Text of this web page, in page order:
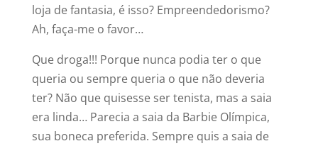
loja de fantasia, é isso? Empreendedorismo?
Ah, faça-me o favor…
Que droga!!! Porque nunca podia ter o que
queria ou sempre queria o que não deveria
ter? Não que quisesse ser tenista, mas a saia
era linda… Parecia a saia da Barbie Olímpica,
sua boneca preferida. Sempre quis a saia de